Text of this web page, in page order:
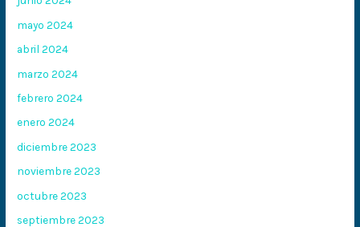
mayo 2024
abril 2024
marzo 2024
febrero 2024
enero 2024
diciembre 2023
noviembre 2023
octubre 2023
septiembre 2023